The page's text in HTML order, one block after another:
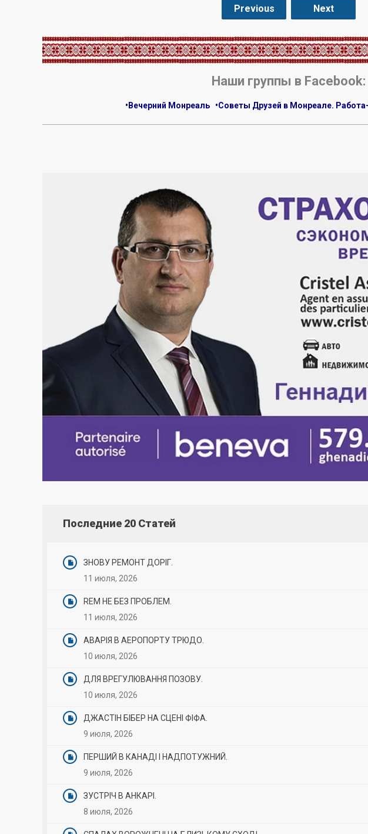
Previous Next
.
Наши группы в Facebook:
•Вечерний Монреаль •Советы Друзей в Монреале.
Последние 20 Статей
ЗНОВУ РЕМОНТ ДОРІГ.
11 июля, 2026
REM НЕ БЕЗ ПРОБЛЕМ.
11 июля, 2026
АВАРІЯ В АЕРОПОРТУ ТРЮДО.
10 июля, 2026
ДЛЯ ВРЕГУЛЮВАННЯ ПОЗОВУ.
10 июля, 2026
ДЖАСТІН БІБЕР НА СЦЕНІ ФІФА.
9 июля, 2026
ПЕРШИЙ В КАНАДІ І НАДПОТУЖНИЙ.
9 июля, 2026
ЗУСТРІЧ В АНКАРІ.
8 июля, 2026